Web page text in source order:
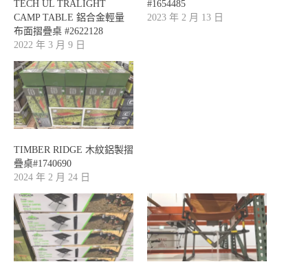
TECH UL TRALIGHT
CAMP TABLE 鋁合金輕量
布面摺疊桌 #2622128
2022 年 3 月 9 日
#1654485
2023 年 2 月 13 日
TIMBER RIDGE 木紋鋁製摺
疊桌#1740690
2024 年 2 月 24 日